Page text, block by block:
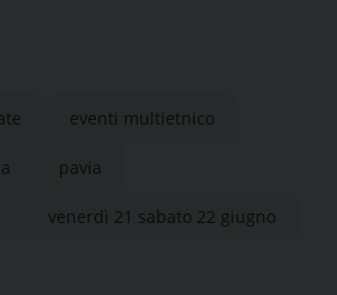
eventi multietnico
pavia
venerdì 21 sabato 22 giugno